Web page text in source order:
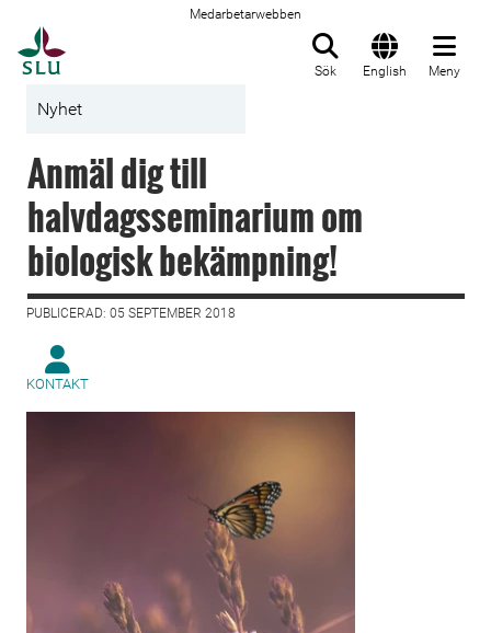
Medarbetarwebben
Sök English Meny
Nyhet
Anmäl dig till
halvdagsseminarium om
biologisk bekämpning!
PUBLICERAD: 05 SEPTEMBER 2018
KONTAKT